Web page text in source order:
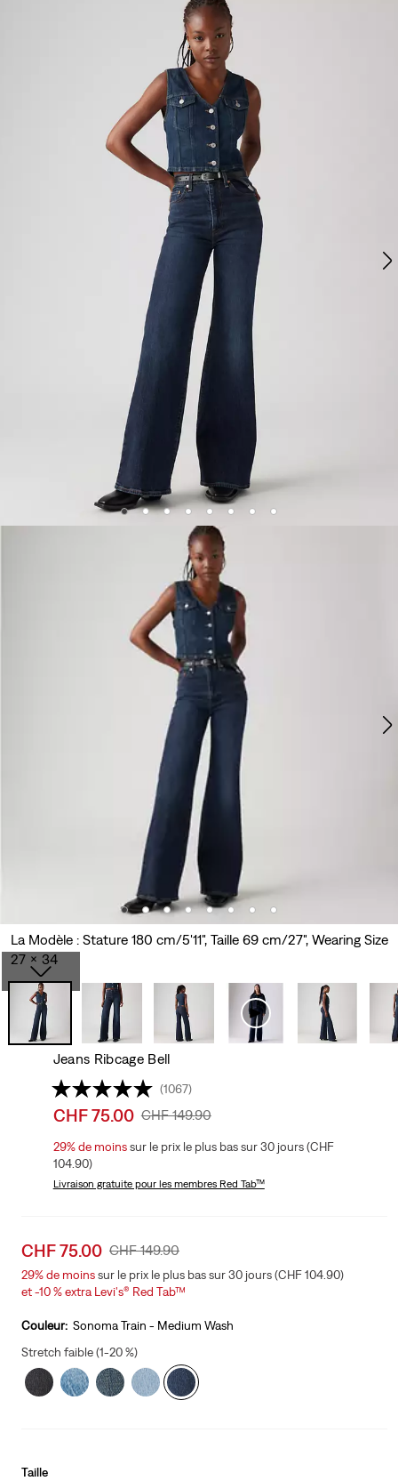
La Modèle : Stature 180 cm/5'11", Taille 69 cm/27", Wearing Size
27 x 34
Jeans Ribcage Bell
(1067)
Sale
is
CHF 75.00 Original
Was
CHF 149.90
29%de moinssur le prix le plus bas sur 30 jours (CHF
104.90)
Livraison gratuitepour les membres Red Tab™
Sale
price
is
CHF 75.00 Original
Price
Was
CHF 149.90
29%de moinssur le prix le plus bas sur 30 jours (CHF 104.90)
et -10 % extra Levi's® Red Tab™
Couleur: Sonoma Train - Medium Wash
Stretch faible (1-20 %)
Taille